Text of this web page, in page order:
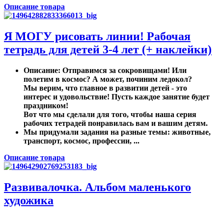
Описание товара
Я МОГУ рисовать линии! Рабочая
тетрадь для детей 3-4 лет (+ наклейки)
Описание: Отправимся за сокровищами! Или
полетим в космос? А может, починим ледокол?
Мы верим, что главное в развитии детей - это
интерес и удовольствие! Пусть каждое занятие будет
праздником!
Вот что мы сделали для того, чтобы наша серия
рабочих тетрадей понравилась вам и вашим детям.
Мы придумали задания на разные темы: животные,
транспорт, космос, профессии, ...
Описание товара
Развивалочка. Альбом маленького
художика